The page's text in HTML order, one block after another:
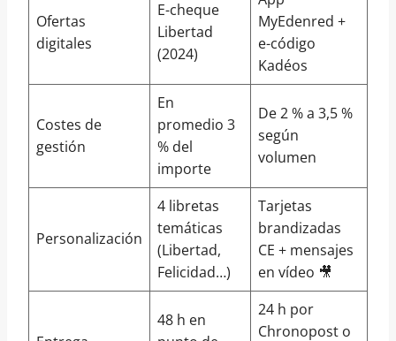
Ofertas
digitales
E-cheque
Libertad
(2024)
MyEdenred +
e-código
Kadéos
Costes de
gestión
En
promedio 3
% del
importe
De 2 % a 3,5 %
según
volumen
Personalización
4 libretas
temáticas
(Libertad,
Felicidad…)
Tarjetas
brandizadas
CE + mensajes
en vídeo 🎥
48 h en
24 h por
Chronopost o